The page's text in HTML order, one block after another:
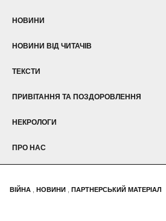
НОВИНИ
НОВИНИ ВІД ЧИТАЧІВ
ТЕКСТИ
ПРИВІТАННЯ ТА ПОЗДОРОВЛЕННЯ
НЕКРОЛОГИ
ПРО НАС
ВІЙНА НОВИНИ ПАРТНЕРСЬКИЙ МАТЕРІАЛ